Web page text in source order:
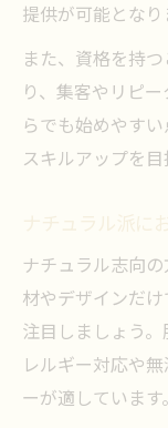
提供が可能となり
また、資格を持
り、集客やリピ
らでも始めやす
スキルアップを目
ナチュラル派に
ナチュラル志向
材やデザインだ
注目しましょう
レルギー対応や
ーが適しています。